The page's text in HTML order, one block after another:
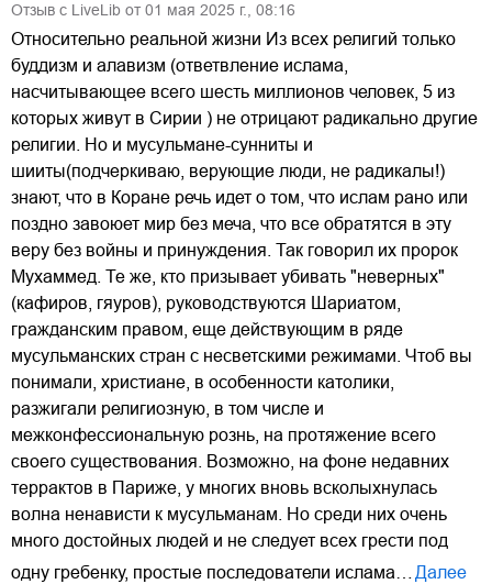
Отзыв с LiveLib от 01 мая 2025 г., 08:16
Относительно реальной жизни Из всех религий только
буддизм и алавизм (ответвление ислама,
насчитывающее всего шесть миллионов человек, 5 из
которых живут в Сирии ) не отрицают радикально другие
религии. Но и мусульмане-сунниты и
шииты(подчеркиваю, верующие люди, не радикалы!)
знают, что в Коране речь идет о том, что ислам рано или
поздно завоюет мир без меча, что все обратятся в эту
веру без войны и принуждения. Так говорил их пророк
Мухаммед. Те же, кто призывает убивать "неверных"
(кафиров, гяуров), руководствуются Шариатом,
гражданским правом, еще действующим в ряде
мусульманских стран с несветскими режимами. Чтоб вы
понимали, христиане, в особенности католики,
разжигали религиозную, в том числе и
межконфессиональную рознь, на протяжение всего
своего существования. Возможно, на фоне недавних
террактов в Париже, у многих вновь всколыхнулась
волна ненависти к мусульманам. Но среди них очень
много достойных людей и не следует всех грести под
одну гребенку, простые последователи ислама…
Далее